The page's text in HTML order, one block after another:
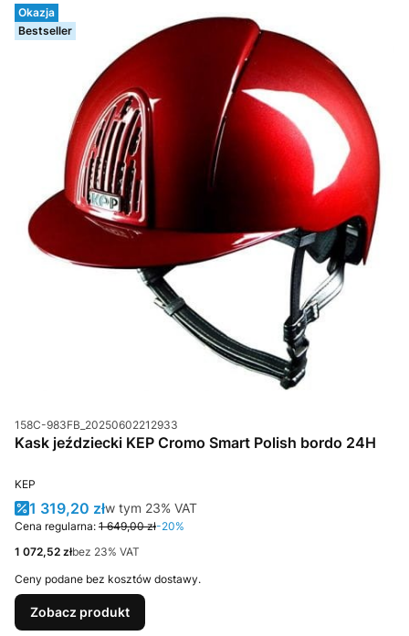
Okazja
Bestseller
Kod produktu
158C-983FB_20250602212933
Kask jeździecki KEP Cromo Smart Polish bordo 24H
PRODUCENT
KEP
Cena promocyjna brutto
1 319,20 złw tym %s VAT
w tym 23% VAT
Cena regularna: 1 649,00 zł-20%
Cena netto
1 072,52 złbez 23% VAT
Ceny podane bez kosztów dostawy.
Zobacz produkt